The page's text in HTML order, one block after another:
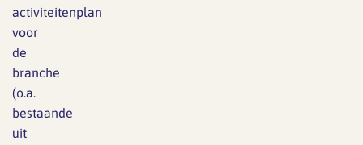
activiteitenplan
voor
de
branche
(o.a.
bestaande
uit